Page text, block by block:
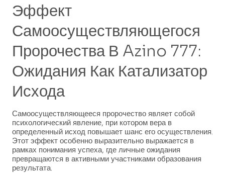
Эффект
Самоосуществляющегося
Пророчества В Azino 777:
Ожидания Как Катализатор
Исхода
Самоосуществляющееся пророчество являет собой
психологический явление, при котором вера в
определенный исход повышает шанс его осуществления.
Этот эффект особенно выразительно выражается в
рамках понимания успеха, где личные ожидания
превращаются в активными участниками образования
результата.